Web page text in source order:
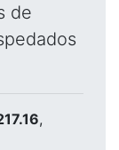
de
,